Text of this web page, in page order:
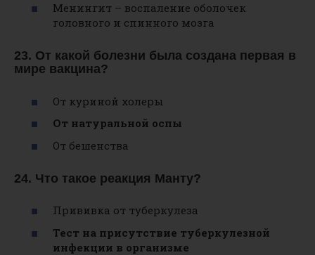
Менингит – воспаление оболочек
головного и спинного мозга
23. От какой болезни была создана первая в
мире вакцина?
От куриной холеры
От натуральной оспы
От бешенства
24. Что такое реакция Манту?
Прививка от туберкулеза
Тест на присутствие туберкулезной
инфекции в организме